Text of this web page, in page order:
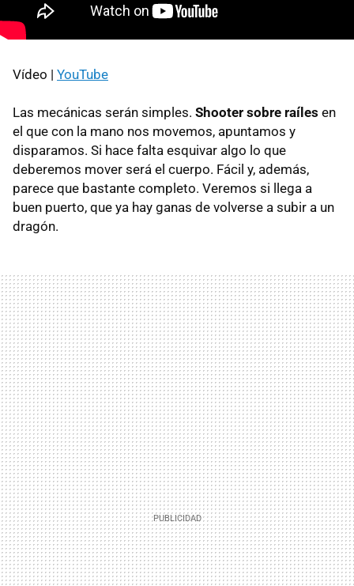
Vídeo | YouTube
Las mecánicas serán simples. Shooter sobre raíles en
el que con la mano nos movemos, apuntamos y
disparamos. Si hace falta esquivar algo lo que
deberemos mover será el cuerpo. Fácil y, además,
parece que bastante completo. Veremos si llega a
buen puerto, que ya hay ganas de volverse a subir a un
dragón.